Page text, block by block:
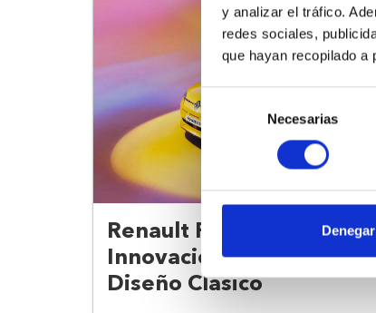
y analizar el tráfico.
redes sociales,
que hayan recopilado a
Selección
de
consentimiento
Necesarias
Denegar
Renault R5 E-Tech:
Innovación Eléctrica con
Diseño Clásico